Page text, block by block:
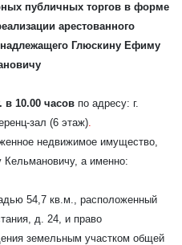
публичных торгов в форме
арестованного
Глюскину Ефиму
в 10.00 часов по адресу: г.
зал (6 этаж).
недвижимое имущество,
а именно:
54,7 кв.м., расположенный
д. 24, и право
земельным участком общей